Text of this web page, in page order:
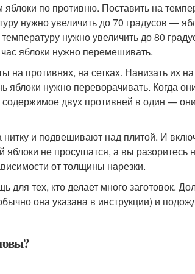
по противню. Поставить на
нужно увеличить до 70 градусов —
нужно увеличить до 80
яблоки нужно перемешивать.
противнях, на сетках. Нанизать их
яблоки нужно переворачивать. Когда
двух противней в один —
и подвешивают над плитой. И
яблоки не просушатся, а вы разоритесь
от толщины нарезки.
для тех, кто делает много заготовок.
она указана в инструкции) и